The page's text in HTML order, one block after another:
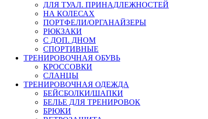
ДЛЯ ТУАЛ. ПРИНАДЛЕЖНОСТЕЙ
НА КОЛЕСАХ
ПОРТФЕЛИ/ОРГАНАЙЗЕРЫ
РЮКЗАКИ
С ДОП. ДНОМ
СПОРТИВНЫЕ
ТРЕНИРОВОЧНАЯ ОБУВЬ
КРОССОВКИ
СЛАНЦЫ
ТРЕНИРОВОЧНАЯ ОДЕЖДА
БЕЙСБОЛКИ/ШАПКИ
БЕЛЬЕ ДЛЯ ТРЕНИРОВОК
БРЮКИ